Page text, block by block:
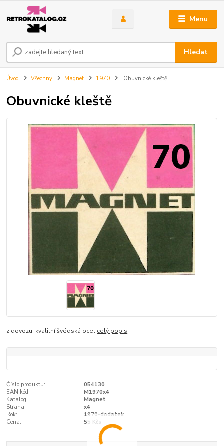
Menu
Hledat
Úvod Všechny Magnet 1970 Obuvnické kleště
Obuvnické kleště
z dovozu, kvalitní švédská ocel celý popis
Číslo produktu:
054130
EAN kód:
M1970x4
Katalog:
Magnet
Strana:
x4
Rok:
1970-dodatek
Cena:
55 Kčs